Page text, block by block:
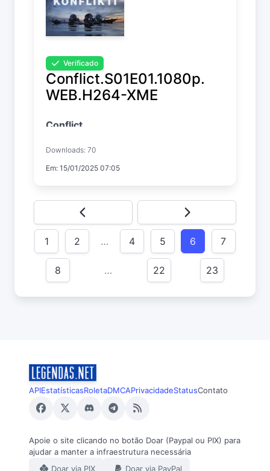
Verificado
Conflict.S01E01.1080p.
WEB.H264-XME
Conflict
Downloads: 70
Em: 15/01/2025 07:05
1 2 … 4 5 6 7
8 … 22 23
APIEstatísticasRoletaDMCAPrivacidadeStatusContato
Apoie o site clicando no botão Doar (Paypal ou PIX) para
ajudar a manter a infraestrutura necessária
Doar via PIX
Doar via PayPal